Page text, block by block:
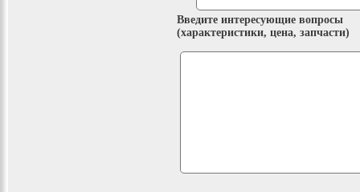
Введите интересующие вопросы
(характеристики, цена, запчасти)